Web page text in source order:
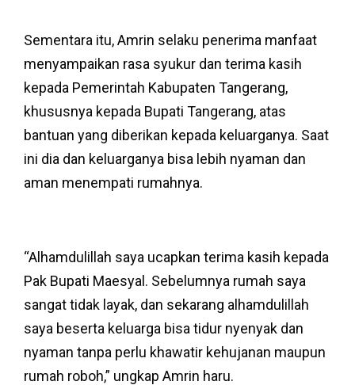
Sementara itu, Amrin selaku penerima manfaat
menyampaikan rasa syukur dan terima kasih
kepada Pemerintah Kabupaten Tangerang,
khususnya kepada Bupati Tangerang, atas
bantuan yang diberikan kepada keluarganya. Saat
ini dia dan keluarganya bisa lebih nyaman dan
aman menempati rumahnya.
“Alhamdulillah saya ucapkan terima kasih kepada
Pak Bupati Maesyal. Sebelumnya rumah saya
sangat tidak layak, dan sekarang alhamdulillah
saya beserta keluarga bisa tidur nyenyak dan
nyaman tanpa perlu khawatir kehujanan maupun
rumah roboh,” ungkap Amrin haru.